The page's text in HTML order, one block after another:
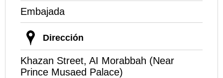
Embajada
Dirección
Khazan Street, AI Morabbah (Near
Prince Musaed Palace)